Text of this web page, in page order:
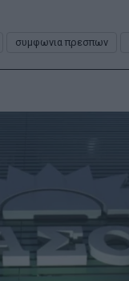
συμφωνια πρεσπων